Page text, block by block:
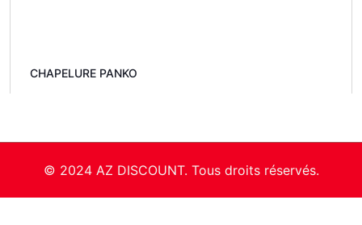
CHAPELURE PANKO
© 2024 AZ DISCOUNT. Tous droits réservés.